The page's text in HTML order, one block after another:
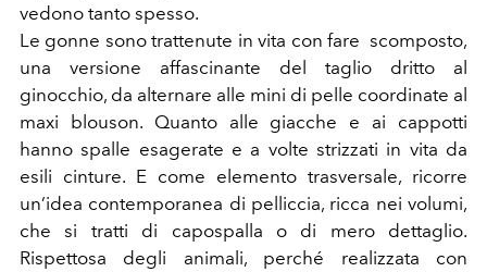
vedono tanto spesso.
Le gonne sono trattenute in vita con fare scomposto,
una versione affascinante del taglio dritto al
ginocchio, da alternare alle mini di pelle coordinate al
maxi blouson. Quanto alle giacche e ai cappotti
hanno spalle esagerate e a volte strizzati in vita da
esili cinture. E come elemento trasversale, ricorre
un’idea contemporanea di pelliccia, ricca nei volumi,
che si tratti di capospalla o di mero dettaglio.
Rispettosa degli animali, perché realizzata con